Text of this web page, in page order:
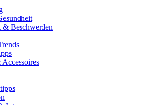
& Beschwerden
Accessoires